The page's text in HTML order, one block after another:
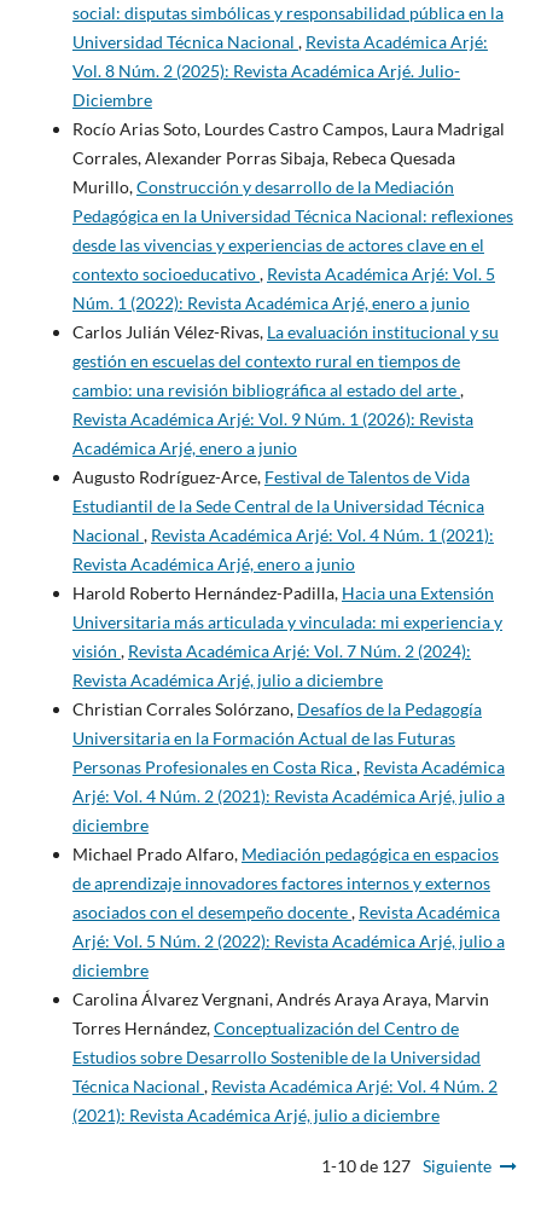
social: disputas simbólicas y responsabilidad pública en la
Universidad Técnica Nacional , Revista Académica Arjé:
Vol. 8 Núm. 2 (2025): Revista Académica Arjé. Julio-
Diciembre
Rocío Arias Soto, Lourdes Castro Campos, Laura Madrigal
Corrales, Alexander Porras Sibaja, Rebeca Quesada
Murillo,Construcción y desarrollo de la Mediación
Pedagógica en la Universidad Técnica Nacional: reflexiones
desde las vivencias y experiencias de actores clave en el
contexto socioeducativo, Revista Académica Arjé: Vol. 5
Núm. 1 (2022): Revista Académica Arjé, enero a junio
Carlos Julián Vélez-Rivas, La evaluación institucional y su
gestión en escuelas del contexto rural en tiempos de
cambio: una revisión bibliográfica al estado del arte,
Revista Académica Arjé: Vol. 9 Núm. 1 (2026): Revista
Académica Arjé, enero a junio
Augusto Rodríguez-Arce, Festival de Talentos de Vida
Estudiantil de la Sede Central de la Universidad Técnica
Nacional , Revista Académica Arjé: Vol. 4 Núm. 1 (2021):
Revista Académica Arjé, enero a junio
Harold Roberto Hernández-Padilla, Hacia una Extensión
Universitaria más articulada y vinculada: mi experiencia y
visión , Revista Académica Arjé: Vol. 7 Núm. 2 (2024):
Revista Académica Arjé, julio a diciembre
Christian Corrales Solórzano, Desafíos de la Pedagogía
Universitaria en la Formación Actual de las Futuras
Personas Profesionales en Costa Rica, Revista Académica
Arjé: Vol. 4 Núm. 2 (2021): Revista Académica Arjé, julio a
diciembre
Michael Prado Alfaro, Mediación pedagógica en espacios
de aprendizaje innovadores factores internos y externos
asociados con el desempeño docente, Revista Académica
Arjé: Vol. 5 Núm. 2 (2022): Revista Académica Arjé, julio a
diciembre
Carolina Álvarez Vergnani, Andrés Araya Araya, Marvin
Torres Hernández,Conceptualización del Centro de
Estudios sobre Desarrollo Sostenible de la Universidad
Técnica Nacional , Revista Académica Arjé: Vol. 4 Núm. 2
(2021): Revista Académica Arjé, julio a diciembre
1-10 de 127 Siguiente